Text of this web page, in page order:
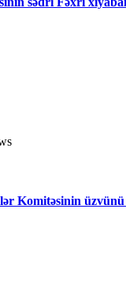
Komitəsinin